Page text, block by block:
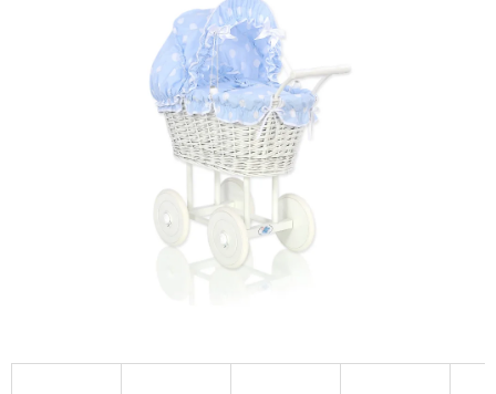
hvězdiček.